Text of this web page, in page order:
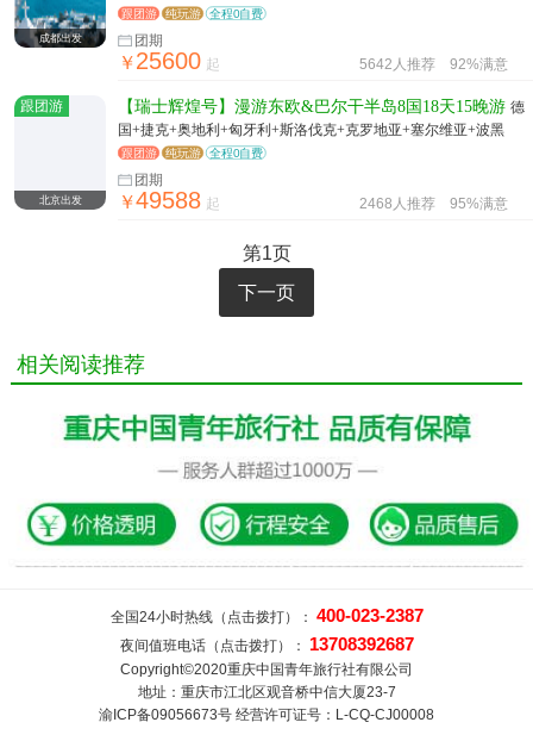
成都出发
跟团游 纯玩游 全程0自费
团期
￥25600 起 5642人推荐 92%满意
跟团游
北京出发
【瑞士辉煌号】漫游东欧&巴尔干半岛8国18天15晚游 德
国+捷克+奥地利+匈牙利+斯洛伐克+克罗地亚+塞尔维亚+波黑
跟团游 纯玩游 全程0自费
团期
￥49588 起 2468人推荐 95%满意
第1页
下一页
相关阅读推荐
全国24小时热线（点击拨打）： 400-023-2387
夜间值班电话（点击拨打）： 13708392687
Copyright©2020重庆中国青年旅行社有限公司
地址：重庆市江北区观音桥中信大厦23-7
渝ICP备09056673号 经营许可证号：L-CQ-CJ00008